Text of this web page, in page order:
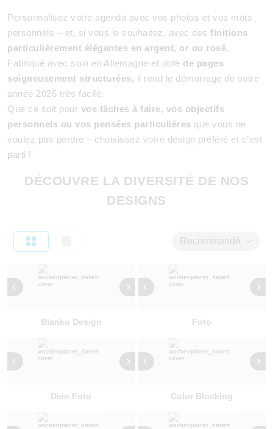
Personnalisez votre agenda avec vos photos et vos mots
personnels – et, si vous le souhaitez, avec des finitions
particulièrement élégantes en argent, or ou rosé.
Fabriqué avec soin en Allemagne et doté de pages
soigneusement structurées, il rend le démarrage de votre
année 2026 très facile.
Que ce soit pour vos tâches à faire, vos objectifs
personnels ou vos pensées particulières que vous ne
voulez pas perdre – choisissez votre design préféré et c’est
parti !
DÉCOUVRE LA DIVERSITÉ DE NOS
DESIGNS
Recommandé
Blanko Design Foto
Dein Foto Color Blocking